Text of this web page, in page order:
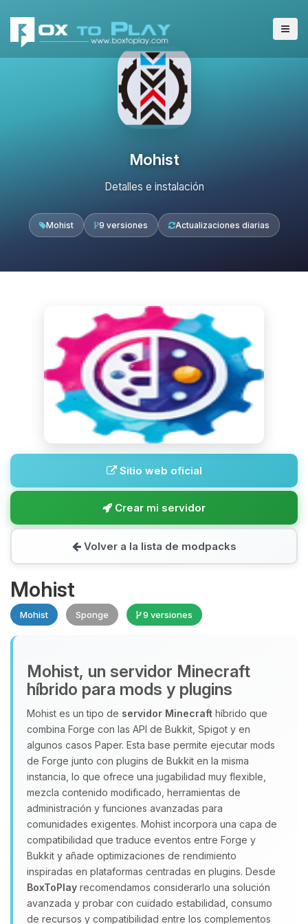
Mohist
Detalles e instalación
Mohist 9 versiones Actualizaciones diarias
Sitio web oficial
Crear mi servidor
Volver a la lista de modpacks
Mohist
Mohist Sponge 9 versiones
Mohist, un servidor Minecraft
híbrido para mods y plugins
Mohist es un tipo de servidor Minecraft híbrido que
combina Forge con las API de Bukkit, Spigot y en
algunos casos Paper. Esta base permite ejecutar mods
de Forge junto con plugins de Bukkit en la misma
instancia, lo que ofrece una jugabilidad muy flexible,
mezcla contenido modificado, herramientas de
administración y funciones avanzadas para
comunidades exigentes. Mohist incorpora una capa de
compatibilidad que traduce eventos entre Forge y
Bukkit y añade optimizaciones de rendimiento
inspiradas en plataformas centradas en plugins. Desde
BoxToPlay recomendamos considerarlo una solución
avanzada y probar con cuidado estabilidad, consumo
de recursos y compatibilidad entre los complementos
Yupi, por fin alguien con quien
hablar! Soy Choupy, tu pequeno
asistente de BoxToPlay. Cuentame
que necesitas y moveré mis
pequenos circuitos para ayudarte.
07/08/2026 21:07